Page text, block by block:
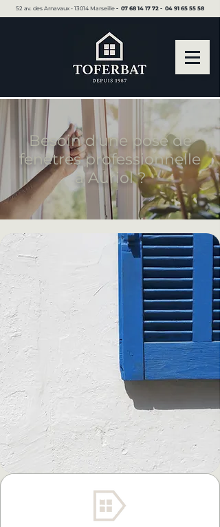
52 av. des Arnavaux - 13014 Marseille ▪︎ 07 68 14 17 72 ▪︎ 04 91 65 55 58
Besoin d'une pose de
fenêtres professionnelle
à Auriol ?